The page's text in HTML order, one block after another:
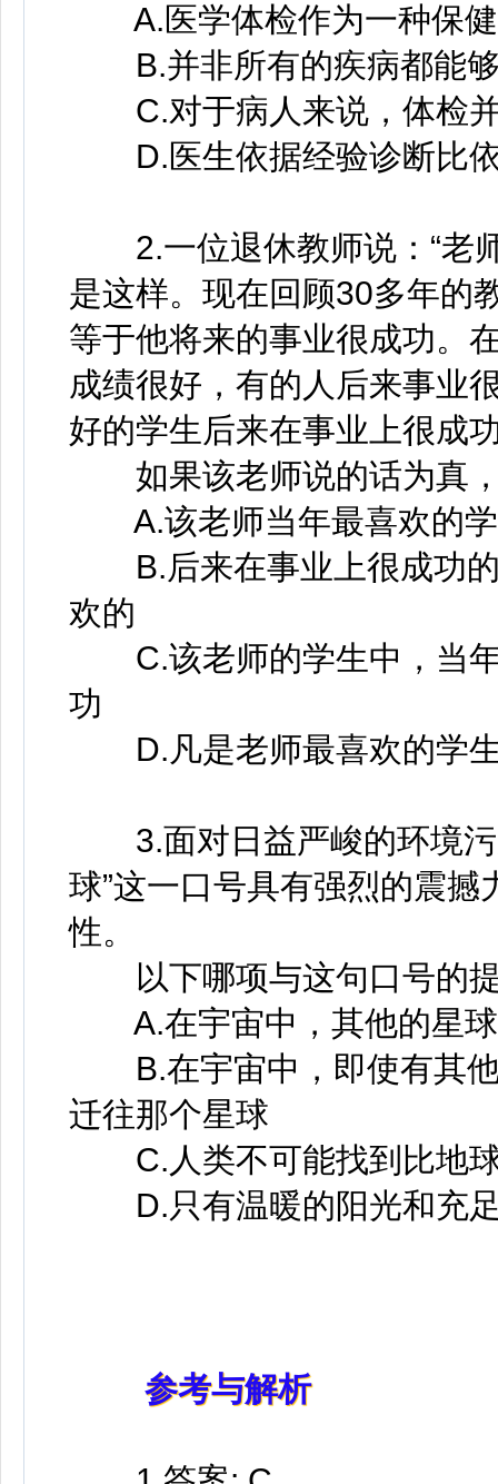
A.医学体检作为一种保健
B.并非所有的疾病都能够
C.对于病人来说，体检
D.医生依据经验诊断比依
2.一位退休教师说：“老
是这样。现在回顾30多年的
等于他将来的事业很成功。
成绩很好，有的人后来事业
好的学生后来在事业上很成
如果该老师说的话为真，
A.该老师当年最喜欢的学
B.后来在事业上很成功的
欢的
C.该老师的学生中，当年
功
D.凡是老师最喜欢的学生
3.面对日益严峻的环境污
球”这一口号具有强烈的震
性。
以下哪项与这句口号的
A.在宇宙中，其他的星球
B.在宇宙中，即使有其他
迁往那个星球
C.人类不可能找到比地球
D.只有温暖的阳光和充足
参考与解析